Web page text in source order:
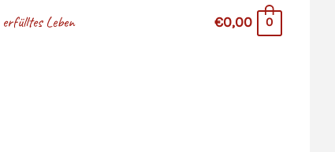
Leben €0,00 0